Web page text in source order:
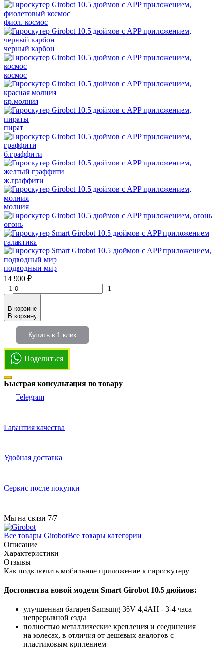
фиол. космос
черный карбон
космос
кр.молния
пират
б.граффити
ж.граффити
молния
огонь
галактика
подводный мир
14 900 ₽
1
1
В корзине
В корзину
Купить в 1 клик
Поделиться
Быстрая консультация по товару
Telegram
Гарантия качества
Удобная доставка
Сервис после покупки
Мы на связи 7/7
Все товары GirobotВсе товары категории
Описание
Характеристики
Отзывы
Как подключить мобильное приложение к гироскутеру
Достоинства новой модели Smart Girobot 10.5 дюймов:
улучшенная батарея Samsung 36V 4,4AH - 3-4 часа
непрерывной езды
полностью металлические крепления и соединения
на колесах, в отличия от дешевых аналогов с
пластиковым крплением